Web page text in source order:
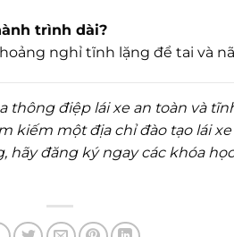
trình dài?
nghỉ tĩnh lặng để tai và
thông điệp lái xe an toàn và
kiếm một địa chỉ đào tạo lái
hãy đăng ký ngay các khóa